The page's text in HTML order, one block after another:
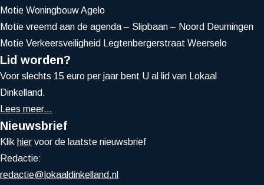
Motie Woningbouw Agelo
Motie vreemd aan de agenda – Slipbaan – Noord Deurningen
Motie Verkeersveiligheid Legtenbergerstraat Weerselo
Lid worden?
Voor slechts 15 euro per jaar bent U al lid van Lokaal
Dinkelland.
Lees meer...
Nieuwsbrief
Klik hier voor de laatste nieuwsbrief
Redactie:
redactie@lokaaldinkelland.nl